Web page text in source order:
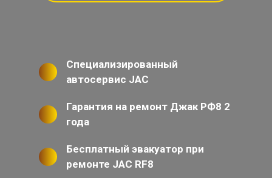
Специализированный
автосервис JAC
Гарантия на ремонт Джак РФ8 2
года
Бесплатный эвакуатор при
ремонте JAC RF8